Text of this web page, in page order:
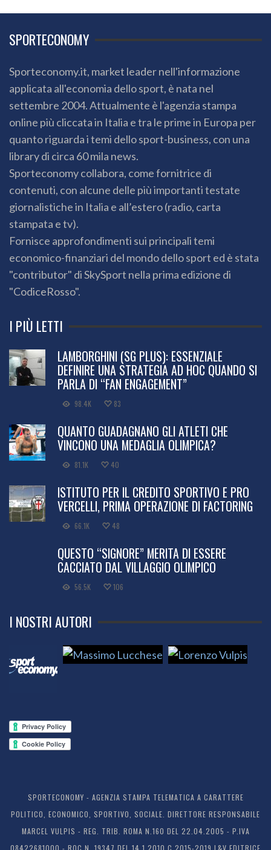
SPORTECONOMY
Sporteconomy.it, market leader nell'informazione
applicata all'economia dello sport, è nata nel
settembre 2004. Attualmente è l'agenzia stampa
online più cliccata in Italia e tra le prime in Europa per
quanto riguarda i temi dello sport-business, con una
library di circa 60 mila news.
Sporteconomy collabora, come fornitrice di
contenuti, con alcune delle più importanti testate
giornalistiche in Italia e all’estero (radio, carta
stampata e tv).
Fornisce approfondimenti sui principali temi
economico-finanziari del mondo dello sport ed è stata
"contributor" di SkySport nella prima edizione di
"CodiceRosso".
I PIÙ LETTI
LAMBORGHINI (SG PLUS): ESSENZIALE
DEFINIRE UNA STRATEGIA AD HOC QUANDO SI
PARLA DI “FAN ENGAGEMENT”
98.4K 83
QUANTO GUADAGNANO GLI ATLETI CHE
VINCONO UNA MEDAGLIA OLIMPICA?
81.1K 40
ISTITUTO PER IL CREDITO SPORTIVO E PRO
VERCELLI, PRIMA OPERAZIONE DI FACTORING
66.1K 48
QUESTO “SIGNORE” MERITA DI ESSERE
CACCIATO DAL VILLAGGIO OLIMPICO
56.5K 106
I NOSTRI AUTORI
SPORTECONOMY - AGENZIA STAMPA TELEMATICA A CARATTERE
POLITICO, ECONOMICO, SPORTIVO, SOCIALE. DIRETTORE RESPONSABILE
MARCEL VULPIS - REG. TRIB. ROMA N.160 DEL 22.04.2005 - P.IVA
08422681000 - ROC N. 19347 DEL 14.1.2010 C 2015-2019 L&V EDITRICE